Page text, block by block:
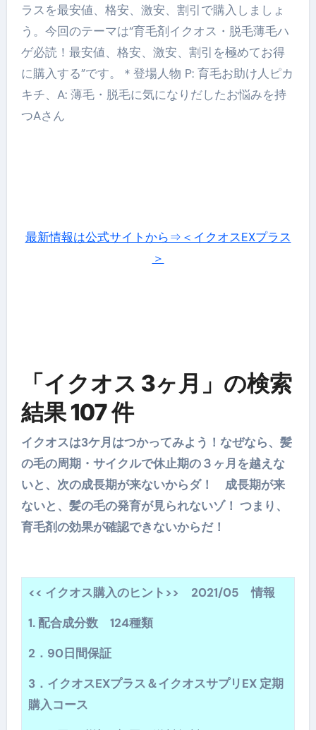
ラスを最安値、格安、激安、割引で購入しましょ
う。今回のテーマは“育毛剤イクオス・脱毛薄毛ハ
ゲ必読！最安値、格安、激安、割引を極めてお得
に購入する”です。＊登場人物 P: 育毛お助け人ピカ
キチ、A: 薄毛・脱毛に気になりだしたお悩みを持
つAさん
最新情報は公式サイトから⇒＜イクオスEXプラス
＞
「イクオス 3ヶ月」の検索
結果 107 件
イクオスは3ケ月はつかってみよう！ なぜなら、髪
の毛の周期・サイクルで休止期の３ヶ月を越えな
いと、次の成長期が来ないからダ！ 成長期が来
ないと、髪の毛の発育が見られないゾ！ つまり、
育毛剤の効果が確認できないからだ！
<< イクオス購入のヒント>> 2021/05 情報
1. 配合成分数 124種類
2．90日間保証
3．イクオスEXプラス＆イクオスサプリEX 定期
購入コース